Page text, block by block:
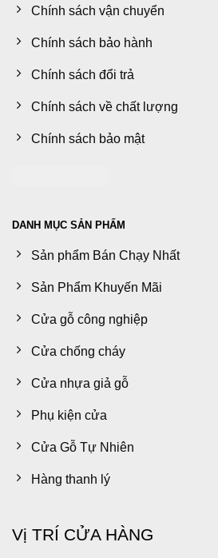
Chính sách vận chuyển
Chính sách bảo hành
Chính sách đổi trả
Chính sách về chất lượng
Chính sách bảo mật
DANH MỤC SẢN PHẨM
Sản phẩm Bán Chạy Nhất
Sản Phẩm Khuyến Mãi
Cửa gỗ công nghiệp
Cửa chống cháy
Cửa nhựa giả gỗ
Phụ kiện cửa
Cửa Gỗ Tự Nhiên
Hàng thanh lý
Vị TRÍ CỬA HÀNG